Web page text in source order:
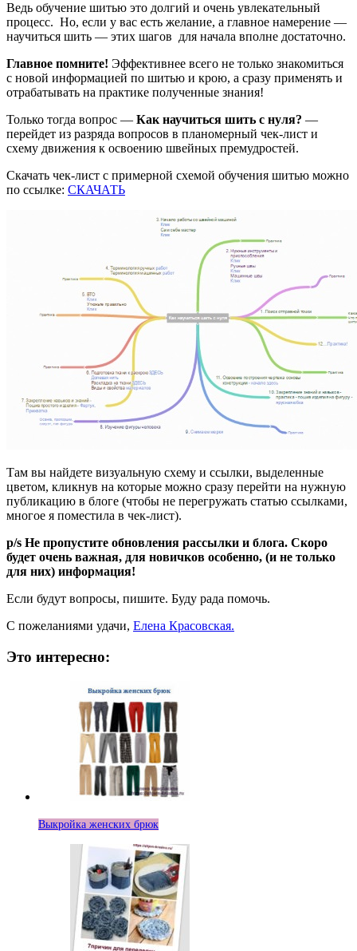
Ведь обучение шитью это долгий и очень увлекательный
процесс. Но, если у вас есть желание, а главное намерение —
научиться шить — этих шагов для начала вполне достаточно.
Главное помните! Эффективнее всего не только знакомиться
с новой информацией по шитью и крою, а сразу применять и
отрабатывать на практике полученные знания!
Только тогда вопрос — Как научиться шить с нуля? —
перейдет из разряда вопросов в планомерный чек-лист и
схему движения к освоению швейных премудростей.
Скачать чек-лист с примерной схемой обучения шитью можно
по ссылке: СКАЧАТЬ
Там вы найдете визуальную схему и ссылки, выделенные
цветом, кликнув на которые можно сразу перейти на нужную
публикацию в блоге (чтобы не перегружать статью ссылками,
многое я поместила в чек-лист).
p/s Не пропустите обновления рассылки и блога. Скоро
будет очень важная, для новичков особенно, (и не только
для них) информация!
Если будут вопросы, пишите. Буду рада помочь.
С пожеланиями удачи, Елена Красовская.
Это интересно:
Выкройка женских брюк